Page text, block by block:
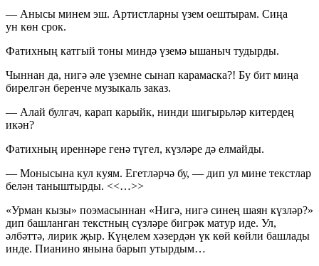
— Анысы минем эш. Артистларны үзем оештырам. Сиңа
ун көн срок.
Фатихның катгый тоны миндә үземә ышаныч тудырды.
Чыннан да, нигә әле үземне сынап карамаска?! Бу бит миңа
бирелгән беренче музыкаль заказ.
— Алай булгач, карап карыйк, нинди шигырьләр китердең
икән?
Фатихның иреннәре генә түгел, күзләре дә елмайды.
— Монысына кул куям. Егетләрчә бу, — дип ул мине текстлар
белән таныштырды. <<…>>
«Урман кызы» поэмасыннан «Нигә, нигә синең шаян күзләр?»
дип башланган текстның сүзләре бигрәк матур иде. Ул,
әлбәттә, лирик җыр. Күңелем хәзердән үк көй көйли башлады
инде. Пианино янына барып утырдым…